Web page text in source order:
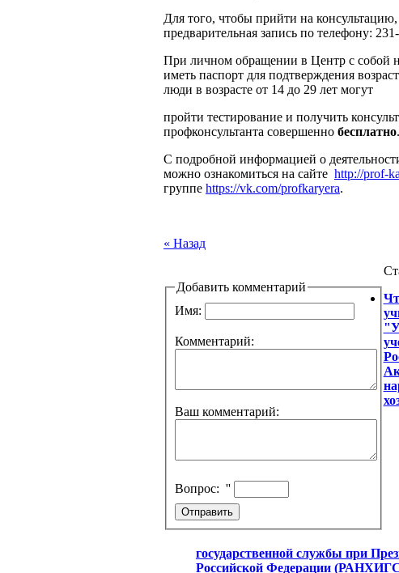
Для того, чтобы прийти на
предварительная запись по телефону:
При личном обращении в Центр с собой
иметь паспорт для подтверждения
люди в возрасте от 14 до 29 лет могут
пройти тестирование и получить
профконсультанта совершенно бесплатно.
С подробной информацией о
можно ознакомиться на сайте http://prof-
группе https://vk.com/profkaryera.
« Назад
Добавить комментарий
Имя:
Комментарий:
Ваш комментарий:
Вопрос: ''
государственной службы при
Российской Федерации